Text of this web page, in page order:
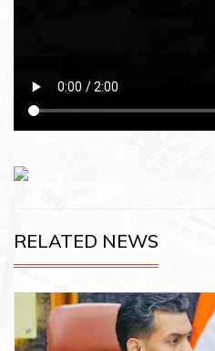
RELATED NEWS